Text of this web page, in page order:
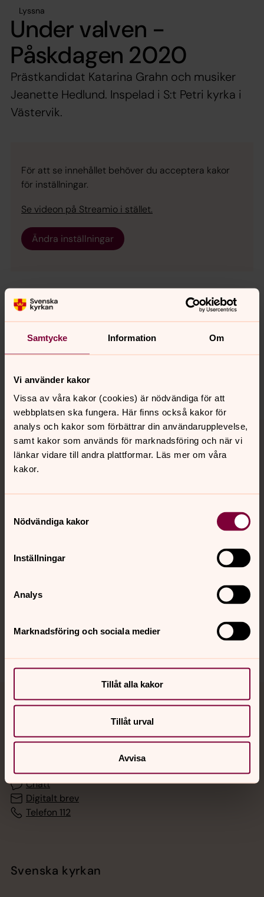
Samtycke Information Om
Vi använder kakor
Vissa av våra kakor (cookies) är nödvändiga för att
webbplatsen ska fungera. Här finns också kakor för
analys och kakor som förbättrar din användarupplevelse,
samt kakor som används för marknadsföring och när vi
länkar vidare till andra plattformar. Läs mer om våra
kakor.
Nödvändiga kakor
Inställningar
Analys
Marknadsföring och sociala medier
Tillåt alla kakor
Tillåt urval
Avvisa
Lyssna
Under valven -
Påskdagen 2020
Prästkandidat Katarina Grahn och musiker
Jeanette Hedlund. Inspelad i S:t Petri kyrka i
Västervik.
För att se innehållet behöver du acceptera kakor
för inställningar.
Se videon på Streamio i stället.
Ändra inställningar
Senast ändrad 14 april 2020
Synpunkter eller frågor på sidans
innehåll?
Dela
Tillbaka till toppen
Tillbaka till innehållet
Kalender
Jourhavande präst
Akut samtals- och krisstöd. Prata eller chatta anonymt
Chatt
Digitalt brev
Telefon 112
Svenska kyrkan